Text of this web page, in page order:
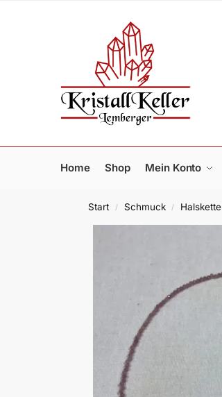
Home Shop Mein Konto
Start / Schmuck / Halskette